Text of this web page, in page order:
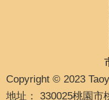
Copyright © 2023
地址： 330025桃園市